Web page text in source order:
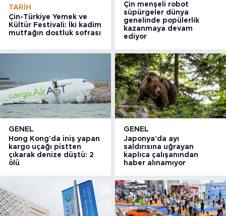
TARIH
Çin-Türkiye Yemek ve
Kültür Festivali: İki kadim
mutfağın dostluk sofrası
Çin menşeli robot
süpürgeler dünya
genelinde popülerlik
kazanmaya devam
ediyor
GENEL
Hong Kong'da iniş yapan
kargo uçağı pistten
çıkarak denize düştü: 2
ölü
GENEL
Japonya'da ayı
saldırısına uğrayan
kaplıca çalışanından
haber alınamıyor